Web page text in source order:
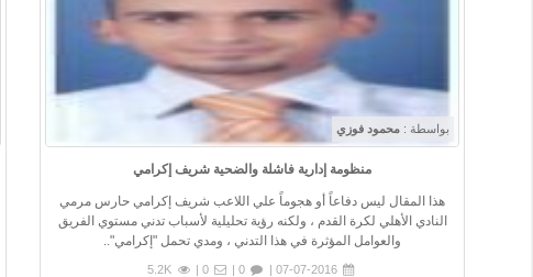
بواسطة : محمود فوزي
منظومة إدارية فاشلة والضحية شريف إكرامي
هذا المقال ليس دفاعاً أو هجوماً علي اللاعب شريف إكرامي حارس مرمي
النادي الأهلي لكرة القدم ، ولكنه رؤية تحليلية لأسباب تدني مستوي الفريق
والعوامل المؤثرة في هذا التدني ، ومدي تحمل "إكرامي"..
07-07-2016 |
0 |
5.2K